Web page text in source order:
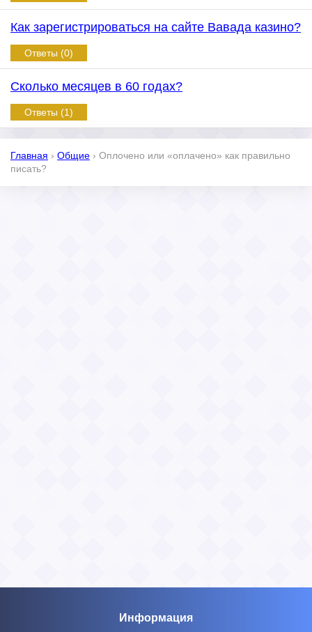
Как зарегистрироваться на сайте Вавада казино?
Ответы (0)
Сколько месяцев в 60 годах?
Ответы (1)
Главная › Общие › Оплочено или «оплачено» как правильно
писать?
Информация